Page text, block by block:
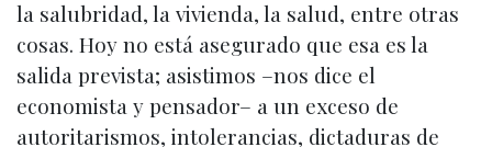
la salubridad, la vivienda, la salud, entre otras
cosas. Hoy no está asegurado que esa es la
salida prevista; asistimos –nos dice el
economista y pensador– a un exceso de
autoritarismos, intolerancias, dictaduras de